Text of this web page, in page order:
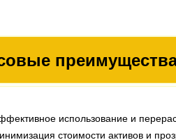
использование и
стоимости активов и